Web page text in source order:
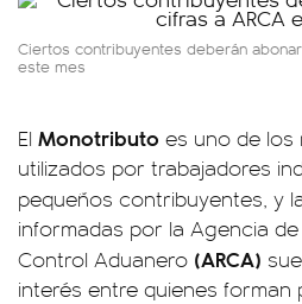
Ciertos contribuyentes deberán
este mes
El Monotributo es uno de los
utilizados por trabajadores
pequeños contribuyentes, y
informadas por la Agencia
Control Aduanero (ARCA)
interés entre quienes forman